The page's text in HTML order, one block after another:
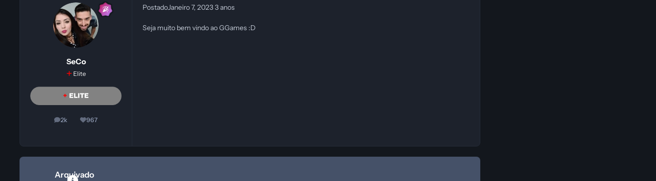
SeCo
Elite
2k
posts 967
Reputação
PostadoJaneiro 7, 20233 anos
Seja muito bem vindo ao GGames :D
Arquivado